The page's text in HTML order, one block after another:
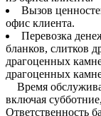
Вызов
офис клиента.
Перевозка
бланков, слитков
драгоценных
драгоценных
Время
включая
Ответственность